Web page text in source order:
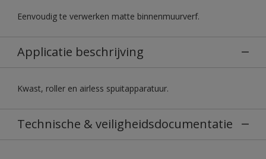
Eenvoudig te verwerken matte binnenmuurverf.
Applicatie beschrijving
Kwast, roller en airless spuitapparatuur.
Technische & veiligheidsdocumentatie